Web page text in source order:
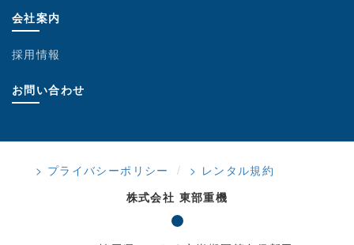
会社案内
採用情報
お問い合わせ
> プライバシーポリシー
> レンタル規約
株式会社 東部重機